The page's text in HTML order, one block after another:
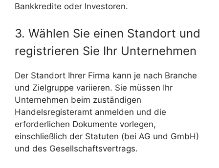
Bankkredite oder Investoren.
3. Wählen Sie einen Standort und
registrieren Sie Ihr Unternehmen
Der Standort Ihrer Firma kann je nach Branche
und Zielgruppe variieren. Sie müssen Ihr
Unternehmen beim zuständigen
Handelsregisteramt anmelden und die
erforderlichen Dokumente vorlegen,
einschließlich der Statuten (bei AG und GmbH)
und des Gesellschaftsvertrags.